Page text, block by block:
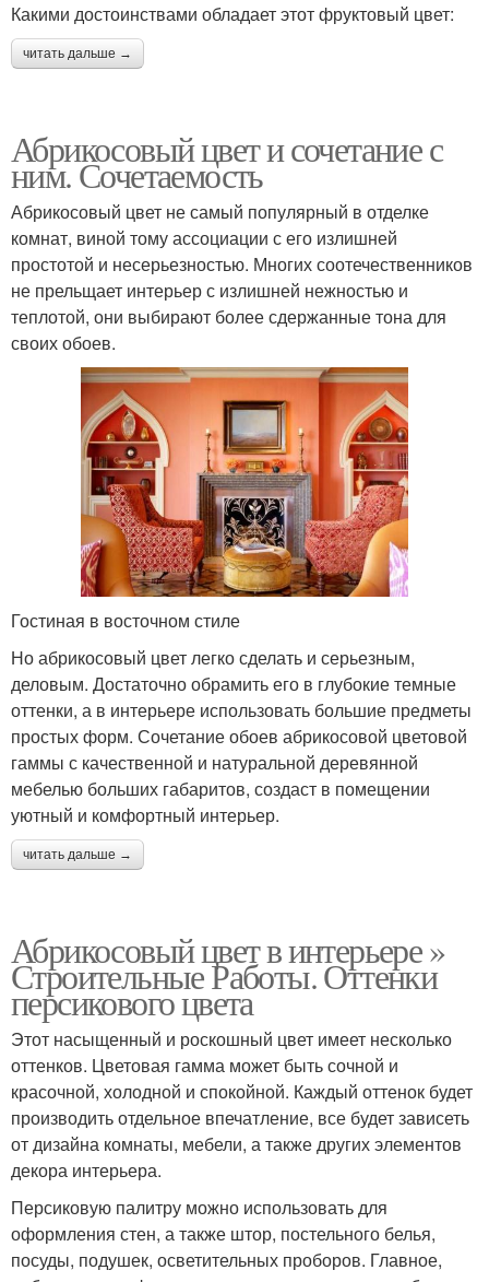
Какими достоинствами обладает этот фруктовый цвет:
читать дальше →
Абрикосовый цвет и сочетание с
ним. Сочетаемость
Абрикосовый цвет не самый популярный в отделке
комнат, виной тому ассоциации с его излишней
простотой и несерьезностью. Многих соотечественников
не прельщает интерьер с излишней нежностью и
теплотой, они выбирают более сдержанные тона для
своих обоев.
Гостиная в восточном стиле
Но абрикосовый цвет легко сделать и серьезным,
деловым. Достаточно обрамить его в глубокие темные
оттенки, а в интерьере использовать большие предметы
простых форм. Сочетание обоев абрикосовой цветовой
гаммы с качественной и натуральной деревянной
мебелью больших габаритов, создаст в помещении
уютный и комфортный интерьер.
читать дальше →
Абрикосовый цвет в интерьере »
Строительные Работы. Оттенки
персикового цвета
Этот насыщенный и роскошный цвет имеет несколько
оттенков. Цветовая гамма может быть сочной и
красочной, холодной и спокойной. Каждый оттенок будет
производить отдельное впечатление, все будет зависеть
от дизайна комнаты, мебели, а также других элементов
декора интерьера.
Персиковую палитру можно использовать для
оформления стен, а также штор, постельного белья,
посуды, подушек, осветительных проборов. Главное,